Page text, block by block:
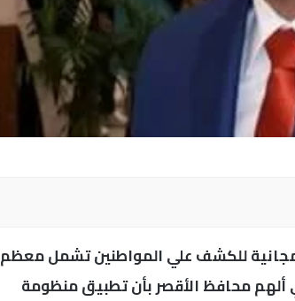
للكشف علي المواطنين تشمل معظم
محافظ الأقصر بأن تطبيق منظومة